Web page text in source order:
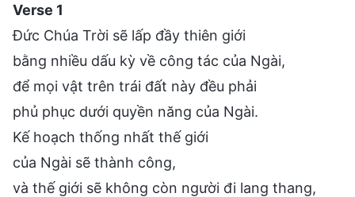
Verse 1
Đức Chúa Trời sẽ lấp đầy thiên giới
bằng nhiều dấu kỳ về công tác của Ngài,
để mọi vật trên trái đất này đều phải
phủ phục dưới quyền năng của Ngài.
Kế hoạch thống nhất thế giới
của Ngài sẽ thành công,
và thế giới sẽ không còn người đi lang thang,